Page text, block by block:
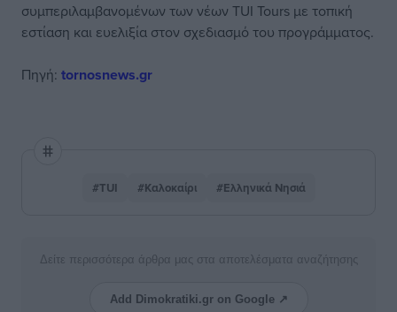
συμπεριλαμβανομένων των νέων TUI Tours με τοπική
εστίαση και ευελιξία στον σχεδιασμό του προγράμματος.
Πηγή: tornosnews.gr
#TUI #Καλοκαίρι #Ελληνικά Νησιά
Δείτε περισσότερα άρθρα μας στα αποτελέσματα αναζήτησης
Add Dimokratiki.gr on Google ↗